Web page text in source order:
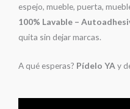
espejo, mueble, puerta,
100% Lavable –
quita sin dejar marcas.
A qué esperas? Pídelo YA y